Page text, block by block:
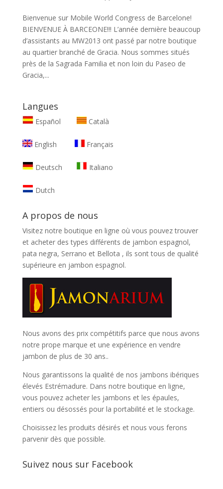
Bienvenue sur Mobile World Congress de Barcelone!
BIENVENUE À BARCEONE!!! L’année dernière beaucoup
d’assistants au MW2013 ont passé par notre boutique
au quartier branché de Gracia. Nous sommes situés
près de la Sagrada Familia et non loin du Paseo de
Gracia,...
Langues
Español Català
English Français
Deutsch Italiano
Dutch
A propos de nous
Visitez notre boutique en ligne où vous pouvez trouver
et acheter des types différents de jambon espagnol,
pata negra, Serrano et Bellota , ils sont tous de qualité
supérieure en jambon espagnol.
Nous avons des prix compétitifs parce que nous avons
notre prope marque et une expérience en vendre
jambon de plus de 30 ans..
Nous garantissons la qualité de nos jambons ibériques
élevés Estrémadure. Dans notre boutique en ligne,
vous pouvez acheter les jambons et les épaules,
entiers ou désossés pour la portabilité et le stockage.
Choisissez les produits désirés et nous vous ferons
parvenir dès que possible.
Suivez nous sur Facebook